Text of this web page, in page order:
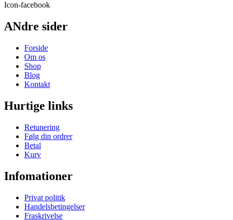
Icon-facebook
ANdre sider
Forside
Om os
Shop
Blog
Kontakt
Hurtige links
Retunering
Følg din ordrer
Betal
Kurv
Infomationer
Privat politik
Handelsbetingelser
Fraskrivelse